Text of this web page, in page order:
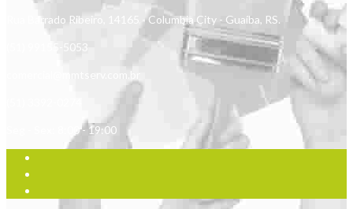
Rua Barrado Ribeiro, 14165 - Columbia City - Guaíba, RS.
(51) 99155-5053
comercial@mmtserv.com.br
Seg - Sex: 8:00 - 19:00